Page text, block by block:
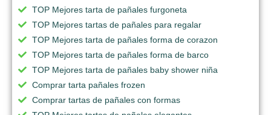
TOP Mejores tarta de pañales furgoneta
TOP Mejores tartas de pañales para regalar
TOP Mejores tarta de pañales forma de corazon
TOP Mejores tarta de pañales forma de barco
TOP Mejores tarta de pañales baby shower niña
Comprar tarta pañales frozen
Comprar tartas de pañales con formas